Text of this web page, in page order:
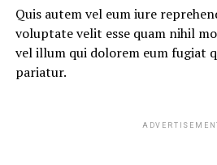
Quis autem vel eum iure
voluptate velit esse quam nihil
vel illum qui dolorem eum fugiat
pariatur.